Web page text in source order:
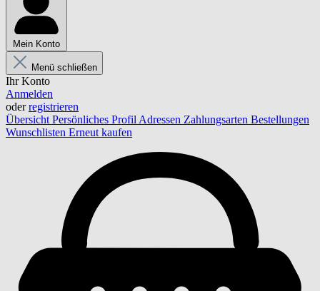
Mein Konto
Menü schließen
Ihr Konto
Anmelden
oderregistrieren
Übersicht Persönliches Profil Adressen Zahlungsarten Bestellungen
Wunschlisten Erneut kaufen